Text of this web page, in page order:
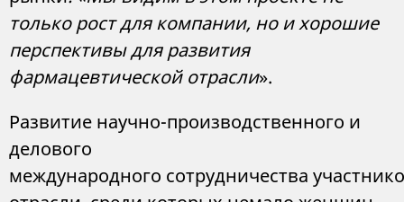
толькоростдлякомпании, нои хорошие
перспективы для развития
фармацевтической отрасли».
Развитие научно-производственного и
делового
международного сотрудничества